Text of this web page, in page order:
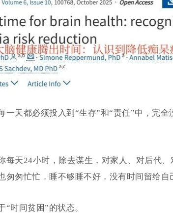
一天都必须投入到“生存”和“责任”中，完
每天24小时，除去谋生，对家人、对后代
匆匆忙忙，睡不够睡不好，没有时间留给自
“时间贫困”的状态。